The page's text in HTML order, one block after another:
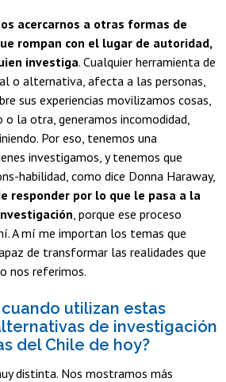
acercarnos a otras formas de
rompan con el lugar de autoridad,
investiga. Cualquier herramienta de
o alternativa, afecta a las personas,
sus experiencias movilizamos cosas,
la otra, generamos incomodidad,
Por eso, tenemos una
investigamos, y tenemos que
habilidad, como dice Donna Haraway,
responder por lo que le pasa a la
, porque ese proceso
A mí me importan los temas que
de transformar las realidades que
nos referimos.
utilizan estas
de investigación
del Chile de hoy?
distinta. Nos mostramos más